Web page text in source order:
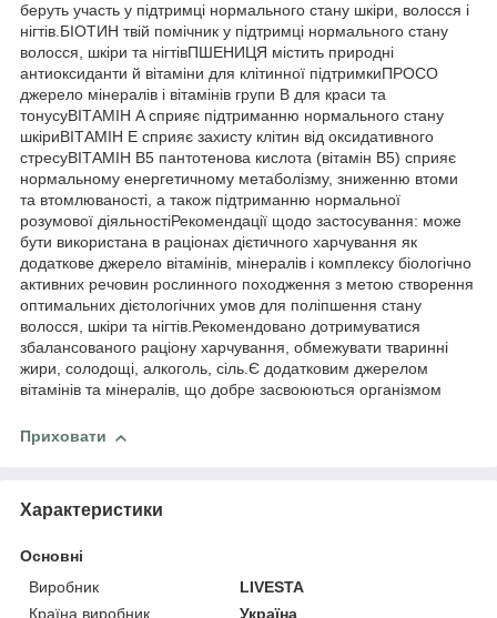
беруть участь у підтримці нормального стану шкіри, волосся і
нігтів.БІОТИН твій помічник у підтримці нормального стану
волосся, шкіри та нігтівПШЕНИЦЯ містить природні
антиоксиданти й вітаміни для клітинної підтримкиПРОСО
джерело мінералів і вітамінів групи B для краси та
тонусуВІТАМІН A сприяє підтриманню нормального стану
шкіриВІТАМІН E сприяє захисту клітин від оксидативного
стресуВІТАМІН B5 пантотенова кислота (вітамін В5) сприяє
нормальному енергетичному метаболізму, зниженню втоми
та втомлюваності, а також підтриманню нормальної
розумової діяльностіРекомендації щодо застосування: може
бути використана в раціонах дієтичного харчування як
додаткове джерело вітамінів, мінералів і комплексу біологічно
активних речовин рослинного походження з метою створення
оптимальних дієтологічних умов для поліпшення стану
волосся, шкіри та нігтів.Рекомендовано дотримуватися
збалансованого раціону харчування, обмежувати тваринні
жири, солодощі, алкоголь, сіль.Є додатковим джерелом
вітамінів та мінералів, що добре засвоюються організмом
Приховати
Характеристики
Основні
Виробник
LIVESTA
Країна виробник
Україна